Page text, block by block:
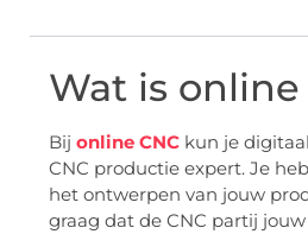
Wat is online
Bij online CNC kun je
CNC productie expert. Je
het ontwerpen van jouw
graag dat de CNC partij